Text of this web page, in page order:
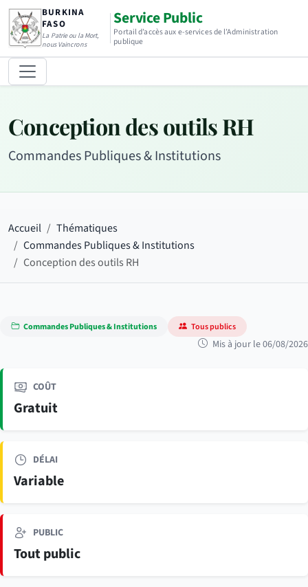
BURKINA
FASO
La Patrie ou la Mort,
nous Vaincrons
Service Public
Portail d’accès aux e-services de l’Administration
publique
Conception des outils RH
Commandes Publiques & Institutions
Accueil
Thématiques
Commandes Publiques & Institutions
Conception des outils RH
Commandes Publiques & Institutions Tous publics
Mis à jour le 06/08/2026
COÛT
Gratuit
DÉLAI
Variable
PUBLIC
Tout public